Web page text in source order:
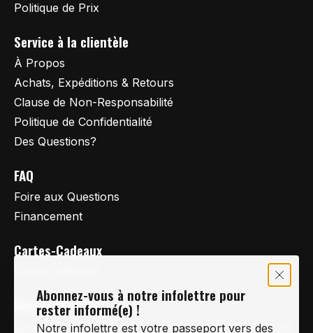
Politique de Prix
Service à la clientèle
À Propos
Achats, Expéditions & Retours
Clause de Non-Responsabilité
Politique de Confidentialité
Des Questions?
FAQ
Foire aux Questions
Financement
Cartes-Cadeaux
Vertige Vélo Ski
La référence en vélo de route, vélo de montagne et
Abonnez-vous à notre infolettre pour
rester informé(e) !
Notre infolettre est votre passeport vers des